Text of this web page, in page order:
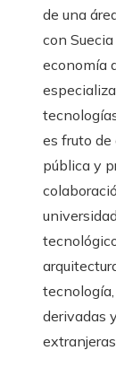
de una
con
economía
es fruto de
pública y
derivadas